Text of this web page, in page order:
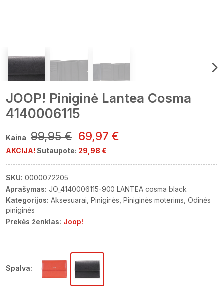
JOOP! Piniginė Lantea Cosma
4140006115
Kaina 99,95 € 69,97 €
AKCIJA! Sutaupote: 29,98 €
SKU: 0000072205
Aprašymas: JO_4140006115-900 LANTEA cosma black
Kategorijos: Aksesuarai Piniginės Piniginės moterims Odinės
piniginės
Prekės ženklas: Joop!
Spalva: